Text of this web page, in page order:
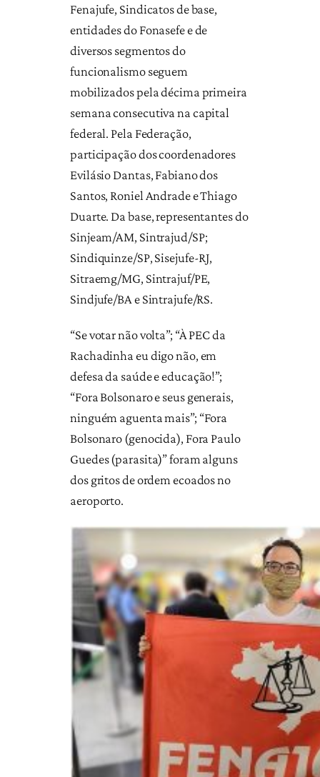
Fenajufe, Sindicatos de base,
entidades do Fonasefe e de
diversos segmentos do
funcionalismo seguem
mobilizados pela décima primeira
semana consecutiva na capital
federal. Pela Federação,
participação dos coordenadores
Evilásio Dantas, Fabiano dos
Santos, Roniel Andrade e Thiago
Duarte. Da base, representantes do
Sinjeam/AM, Sintrajud/SP;
Sindiquinze/SP, Sisejufe-RJ,
Sitraemg/MG, Sintrajuf/PE,
Sindjufe/BA e Sintrajufe/RS.
“Se votar não volta”; “À PEC da
Rachadinha eu digo não, em
defesa da saúde e educação!”;
“Fora Bolsonaro e seus generais,
ninguém aguenta mais”; “Fora
Bolsonaro (genocida), Fora Paulo
Guedes (parasita)” foram alguns
dos gritos de ordem ecoados no
aeroporto.